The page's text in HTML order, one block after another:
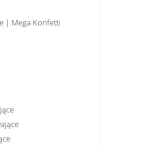
| Mega Konfetti